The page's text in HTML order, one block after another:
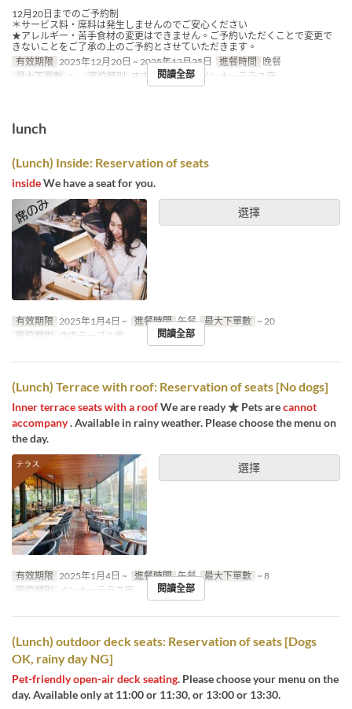
12月20日までのご予約制
＊サービス料・席料は発生しませんのでご安心ください
★アレルギー・苦手食材の変更はできません。ご予約いただくことで変更で
きないことをご了承の上のご予約とさせていただきます。
有效期限 2025年12月20日 ~ 2025年12月25日 進餐時間 晚餐
最大下單數
1 ~ 座位類別 店内テーブル席, インナーテラス席
閱讀全部
lunch
(Lunch) Inside: Reservation of seats
insideWe have a seat for you.
選擇
有效期限 2025年1月4日 ~ 進餐時間 午餐 最大下單數 ~ 20
座位類別
店内テーブル席 閱讀全部
(Lunch) Terrace with roof: Reservation of seats [No dogs]
Inner terrace seats with a roofWe are ready ★ Pets arecannot
accompany. Available in rainy weather. Please choose the menu on
the day.
選擇
有效期限 2025年1月4日 ~ 進餐時間 午餐 最大下單數 ~ 8
座位類別
インナーテラス席 閱讀全部
(Lunch) outdoor deck seats: Reservation of seats [Dogs
OK, rainy day NG]
Pet-friendly open-air deck seating. Please choose your menu on the
day. Available only at 11:00 or 11:30, or 13:00 or 13:30.